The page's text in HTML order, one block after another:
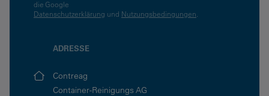
die Google
Datenschutzerklärung und Nutzungsbedingungen
ADRESSE
Contreag
Container-Reinigungs AG